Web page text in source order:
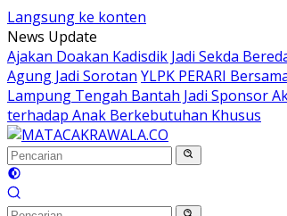
Langsung ke konten
News Update
Ajakan Doakan Kadisdik Jadi Sekda
Agung Jadi Sorotan YLPK PERARI
Lampung Tengah Bantah Jadi Sponsor
terhadap Anak Berkebutuhan Khusus